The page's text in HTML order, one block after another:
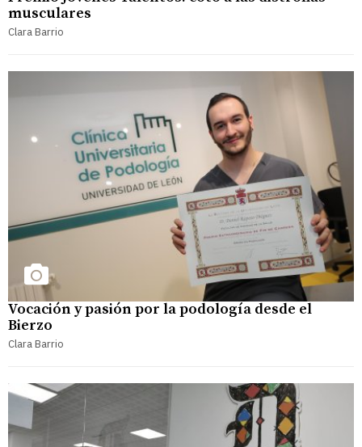
musculares
Clara Barrio
Vocación y pasión por la podología desde el
Bierzo
Clara Barrio